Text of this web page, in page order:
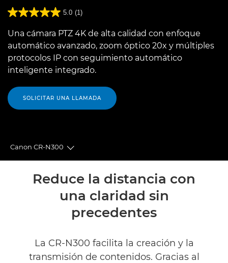
5.0 (1)
Una cámara PTZ 4K de alta calidad con enfoque
automático avanzado, zoom óptico 20x y múltiples
protocolos IP con seguimiento automático
inteligente integrado.
SOLICITAR UNA LLAMADA
Canon CR-N300
Toggle breadcrumbs
Descripción general
Especificaciones
Asistencia
Reduce la distancia con
una claridad sin
precedentes
La CR-N300 facilita la creación y la
transmisión de contenidos. Gracias al